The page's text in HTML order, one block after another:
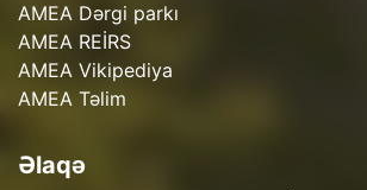
AMEA Dərgi parkı
AMEA REİRS
AMEA Vikipediya
AMEA Təlim
Əlaqə